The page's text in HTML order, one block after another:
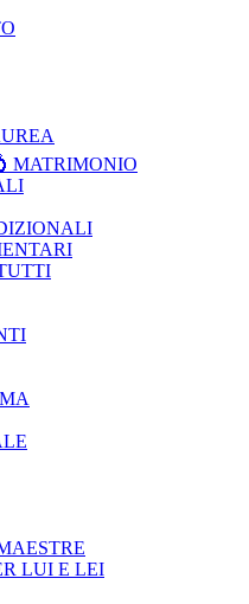
MATRIMONIO
LUI E LEI